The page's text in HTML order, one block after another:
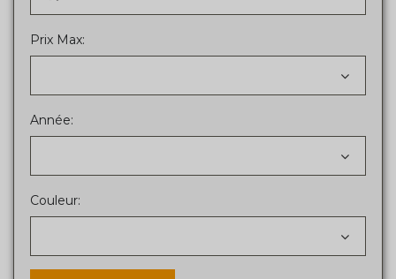
Prix Max:
Année:
Couleur: